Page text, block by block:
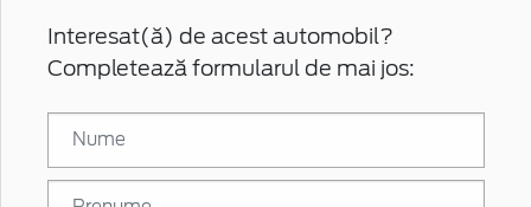
Interesat(ă) de acest automobil?
Completează formularul de mai jos: